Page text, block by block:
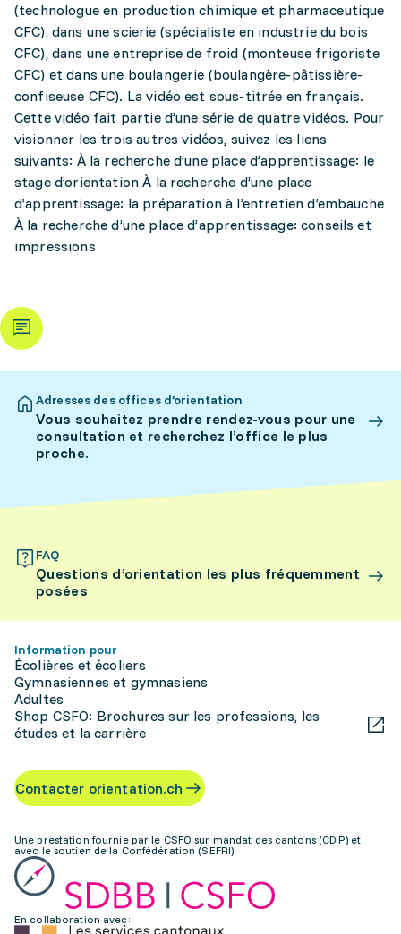
(technologue en production chimique et pharmaceutique
CFC), dans une scierie (spécialiste en industrie du bois
CFC), dans une entreprise de froid (monteuse frigoriste
CFC) et dans une boulangerie (boulangère-pâtissière-
confiseuse CFC). La vidéo est sous-titrée en français.
Cette vidéo fait partie d’une série de quatre vidéos. Pour
visionner les trois autres vidéos, suivez les liens
suivants: À la recherche d’une place d’apprentissage: le
stage d’orientation À la recherche d’une place
d’apprentissage: la préparation à l’entretien d’embauche
À la recherche d’une place d’apprentissage: conseils et
impressions
Adresses des offices d’orientation
Vous souhaitez prendre rendez-vous pour une
consultation et recherchez l’office le plus
proche.
FAQ
Questions d’orientation les plus fréquemment
posées
Information pour
Écolières et écoliers
Gymnasiennes et gymnasiens
Adultes
Shop CSFO: Brochures sur les professions, les
études et la carrière
Contacter orientation.ch
Une prestation fournie par le CSFO sur mandat des cantons (CDIP) et
avec le soutien de la Confédération (SEFRI)
En collaboration avec: